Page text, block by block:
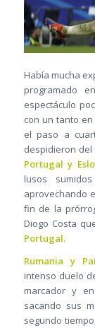
Había mucha
programado
espectáculo
con un tanto
el paso a
despidieron
Portugal y
lusos
aprovechando
fin de la
Diogo Costa
Portugal.
Rumania y
intenso duelo
marcador y
sacando sus
segundo